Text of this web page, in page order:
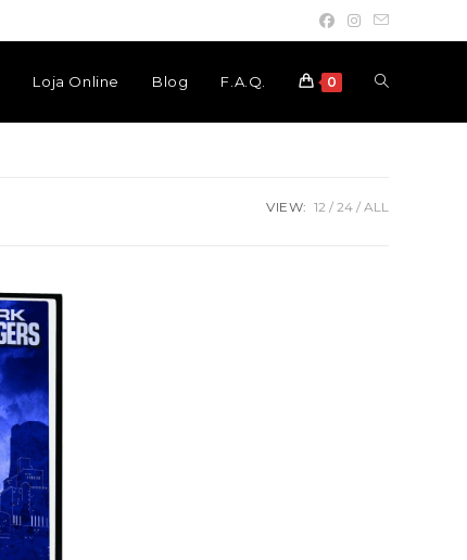
Loja Online Blog F.A.Q. 0 Toggle
VIEW: 12 24 ALL